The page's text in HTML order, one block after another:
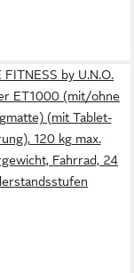
FITNESS by U.N.O.
ET1000 (mit/ohne
(mit Tablet-
120 kg max.
Fahrrad, 24